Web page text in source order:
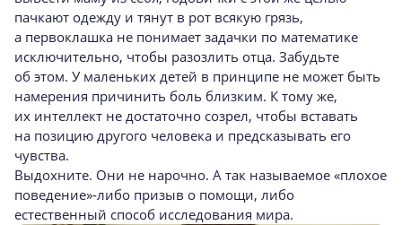
пачкают одежду и тянут в рот всякую грязь,
а первоклашка не понимает задачки по математике
исключительно, чтобы разозлить отца. Забудьте
об этом. У маленьких детей в принципе не может быть
намерения причинить боль близким. К тому же,
их интеллект не достаточно созрел, чтобы вставать
на позицию другого человека и предсказывать его
чувства.
Выдохните. Они не нарочно. А так называемое «плохое
поведение»-либо призыв о помощи, либо
естественный способ исследования мира.